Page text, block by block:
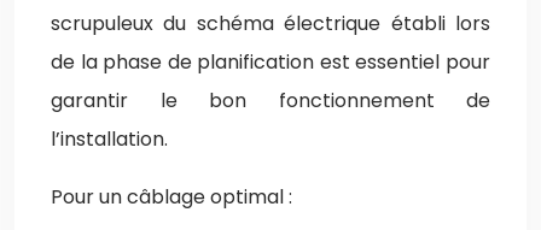
scrupuleux du schéma électrique établi lors
de la phase de planification est essentiel pour
garantir le bon fonctionnement de
l’installation.
Pour un câblage optimal :